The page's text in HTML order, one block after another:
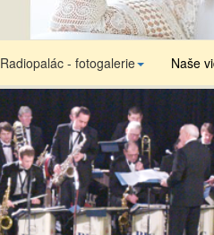
Radiopalác - fotogalerie Naše